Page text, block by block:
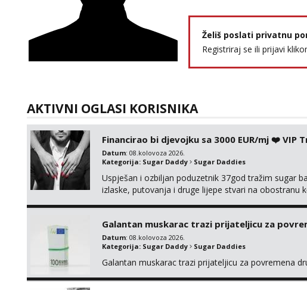
Želiš poslati privatnu
Registriraj se ili prijavi
AKTIVNI OGLASI KORISNIKA
Financirao bi djevojku sa 3000 EUR/mj ❤️ VIP
Datum: 08.kolovoza 2026.
Kategorija: Sugar Daddy Sugar Daddies
Uspješan i ozbiljan poduzetnik 37god tražim sugar
izlaske, putovanja i druge lijepe stvari na obostranu
Galantan muskarac trazi prijateljicu za
Datum: 08.kolovoza 2026.
Kategorija: Sugar Daddy Sugar Daddies
Galantan muskarac trazi prijateljicu za povremena